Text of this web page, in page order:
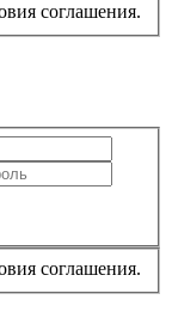
соглашения.
соглашения.